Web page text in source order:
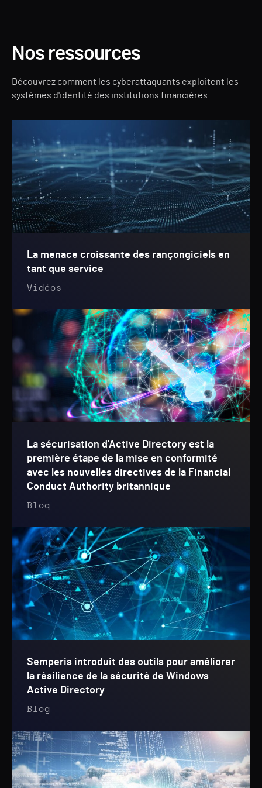
Nos ressources
Découvrez comment les cyberattaquants exploitent les
systèmes d'identité des institutions financières.
La menace croissante des rançongiciels en
tant que service
Vidéos
La sécurisation d'Active Directory est la
première étape de la mise en conformité
avec les nouvelles directives de la Financial
Conduct Authority britannique
Blog
Semperis introduit des outils pour améliorer
la résilience de la sécurité de Windows
Active Directory
Blog